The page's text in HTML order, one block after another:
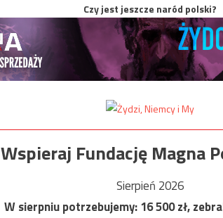
Czy jest jeszcze naród polski?
Wspieraj Fundację Magna
Sierpień 2026
W sierpniu potrzebujemy:16 500zł,